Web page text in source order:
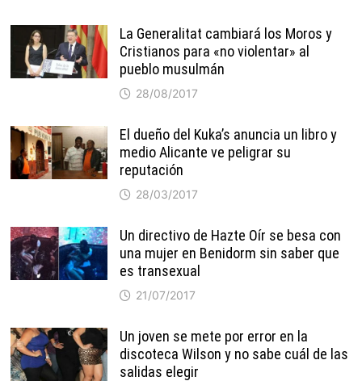
La Generalitat cambiará los Moros y
Cristianos para «no violentar» al
pueblo musulmán
28/08/2017
El dueño del Kuka’s anuncia un libro y
medio Alicante ve peligrar su
reputación
28/03/2017
Un directivo de Hazte Oír se besa con
una mujer en Benidorm sin saber que
es transexual
21/07/2017
Un joven se mete por error en la
discoteca Wilson y no sabe cuál de las
salidas elegir